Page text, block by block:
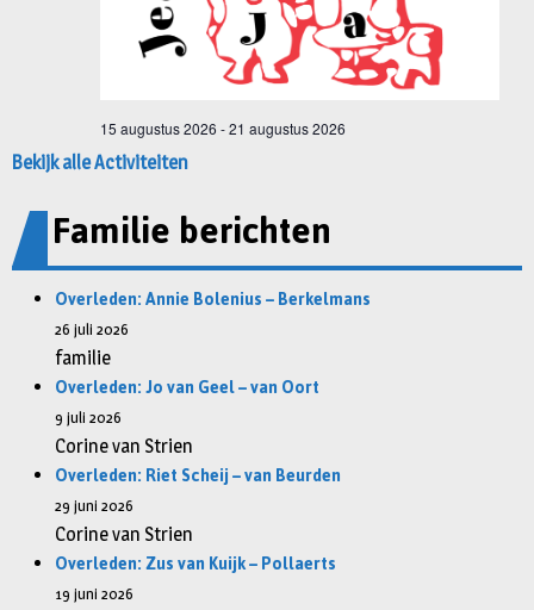
Bekijk alle Activiteiten
Familie berichten
Overleden: Annie Bolenius – Berkelmans
26 juli 2026
familie
Overleden: Jo van Geel – van Oort
9 juli 2026
Corine van Strien
Overleden: Riet Scheij – van Beurden
29 juni 2026
Corine van Strien
Overleden: Zus van Kuijk – Pollaerts
19 juni 2026